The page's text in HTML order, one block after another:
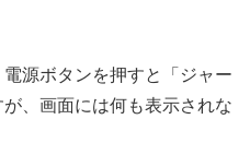
源ボタンを押すと「ジャー
、画面には何も表示されな